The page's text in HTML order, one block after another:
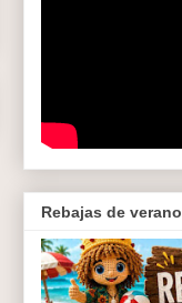
Rebajas de verano